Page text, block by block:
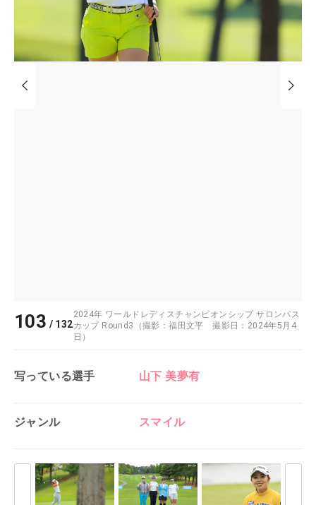
103 / 132
2024年 ワールドレディスチャンピオンシップ サロンパス
カップ Round3（撮影：福田文平 撮影日：2024年5月4
日）
写っている選手 山下 美夢有
ジャンル スマイル